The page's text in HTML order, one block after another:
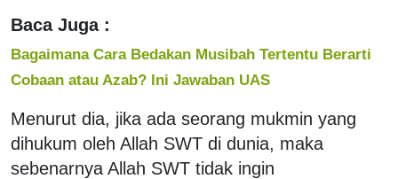
Baca Juga :
Bagaimana Cara Bedakan Musibah Tertentu Berarti
Cobaan atau Azab? Ini Jawaban UAS
Menurut dia, jika ada seorang mukmin yang
dihukum oleh Allah SWT di dunia, maka
sebenarnya Allah SWT tidak ingin